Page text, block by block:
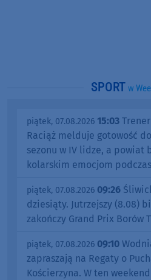
SPORT w
piątek, 07.08.2026 15:03
Raciąż melduje gotowość
sezonu w IV lidze, a powiat
kolarskim emocjom
piątek, 07.08.2026 09:26
dziesiąty. Jutrzejszy (8.08)
zakończy Grand Prix Borów
piątek, 07.08.2026 09:10
zapraszają na Regaty o
Kościerzyna. W ten